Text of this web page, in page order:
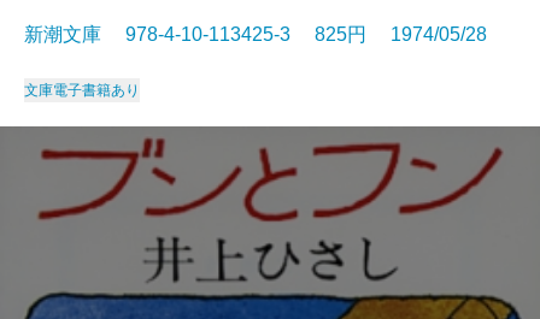
新潮文庫 978-4-10-113425-3 825円 1974/05/28
文庫電子書籍あり